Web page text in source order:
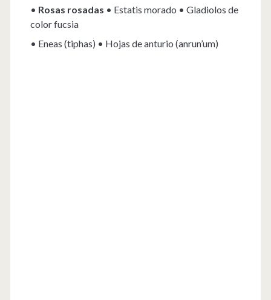
• Rosas rosadas • Estatis morado • Gladiolos de
color fucsia
• Eneas (tiphas) • Hojas de anturio (anrun’um)